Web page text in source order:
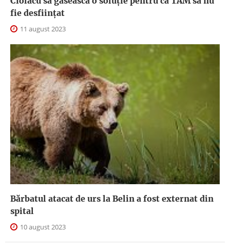
fie desființat
11 august 2023
Bărbatul atacat de urs la Belin a fost externat din
spital
10 august 2023